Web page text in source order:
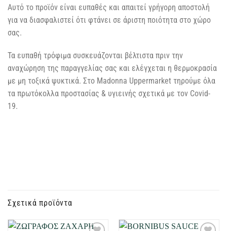
Αυτό το προϊόν είναι ευπαθές και απαιτεί γρήγορη αποστολή
για να διασφαλιστεί ότι φτάνει σε άριστη ποιότητα στο χώρο
σας.
Τα ευπαθή τρόφιμα συσκευάζονται βέλτιστα πριν την
αναχώρηση της παραγγελίας σας και ελέγχεται η θερμοκρασία
με μη τοξικά ψυκτικά. Στο Madonna Uppermarket τηρούμε όλα
τα πρωτόκολλα προστασίας & υγιεινής σχετικά με τον Covid-
19.
Σχετικά προϊόντα